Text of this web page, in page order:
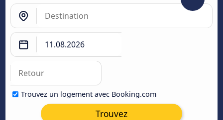
Trouvez un logement avec Booking.com
Trouvez